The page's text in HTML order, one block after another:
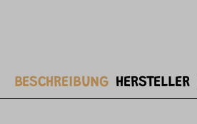
BESCHREIBUNG HERSTELLER